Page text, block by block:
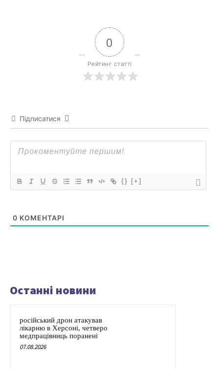
0
Рейтинг статті
Підписатися
{} [+]
0 КОМЕНТАРІ
Останні новини
російський дрон атакував
лікарню в Херсоні, четверо
медпрацівниць поранені
07.08.2026